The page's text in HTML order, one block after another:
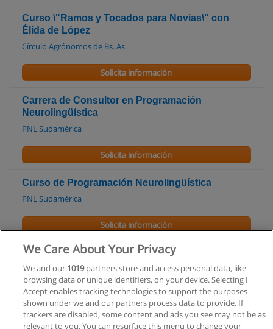
Curso \"Ramos y Tocados para Novias\" con
Élida de López
Círculo Agrónomos de Bs. As
Solicita información
Carrera de Consultor en Programación
Neurolingüística
PNL Sudamérica
Solicita información
Curso de Programación Neurolingüística
PNL Sudamérica
Solicita información
Curso de Programación Neurolingüística Nivel
Master Practition
PNL Sudamérica
Solicita información
We Care About Your Privacy
We and our 1019partners store and access personal data, like
browsing data or unique identifiers, on your device. Selecting I
Accept enables tracking technologies to support the purposes
shown under we and our partners process data to provide. If
trackers are disabled, some content and ads you see may not be as
relevant to you. You can resurface this menu to change your